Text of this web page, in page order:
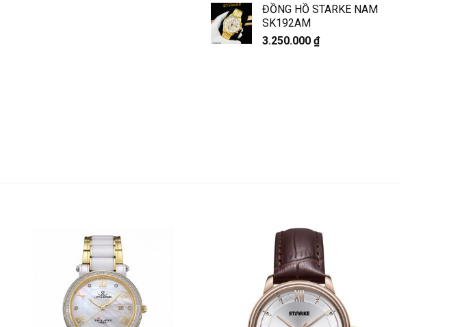
ĐỒNG HỒ STARKE NAM
SK192AM
3.250.000 ₫